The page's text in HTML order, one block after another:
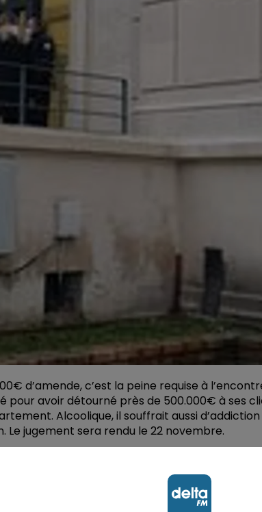
d’amende, c’est la peine requise à
pour avoir détourné près de 500.000€ à ses
Alcoolique, il souffrait aussi
jugement sera rendu le 22 novembre.